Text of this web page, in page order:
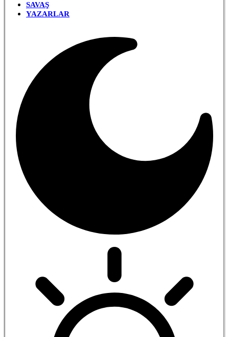
SAVAŞ
YAZARLAR